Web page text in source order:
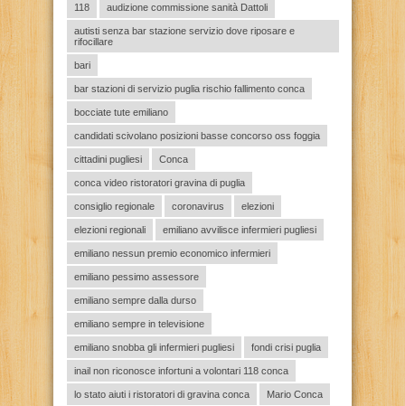
118 audizione commissione sanità Dattoli
autisti senza bar stazione servizio dove riposare e
rifocillare
bari
bar stazioni di servizio puglia rischio fallimento conca
bocciate tute emiliano
candidati scivolano posizioni basse concorso oss foggia
cittadini pugliesi Conca
conca video ristoratori gravina di puglia
consiglio regionale coronavirus elezioni
elezioni regionali emiliano avvilisce infermieri pugliesi
emiliano nessun premio economico infermieri
emiliano pessimo assessore
emiliano sempre dalla durso
emiliano sempre in televisione
emiliano snobba gli infermieri pugliesi fondi crisi puglia
inail non riconosce infortuni a volontari 118 conca
lo stato aiuti i ristoratori di gravina conca Mario Conca